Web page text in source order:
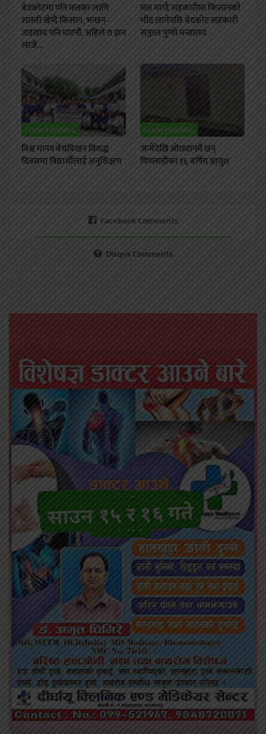
बेदकोटमा पनि मलका लागि
सास्ती खेप्दै किसान, भन्छन्–
जडखाद पनि पाएनौ, अहिले त झन
लाजै…
मल माग्दै सहकारीमा किसानको
भीड लागेपछि बेदकोट सहकारी
सञ्जाल पुग्यो मन्त्रालय
FLASH HEADING
विश्व मानव बेचबिखन विरुद्ध
दिवसमा विद्यार्थीलाई अनुशिक्षण
FLASH HEADING
जन्मेदेखि ओछ्यानमै छन्
पिपलाडीका १६ बर्षिय आयुश
Facebook Comments
Disqus Comments